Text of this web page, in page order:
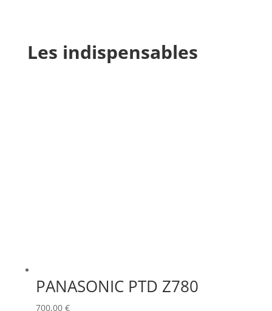
Les indispensables
PANASONIC PTD Z780
700,00 €